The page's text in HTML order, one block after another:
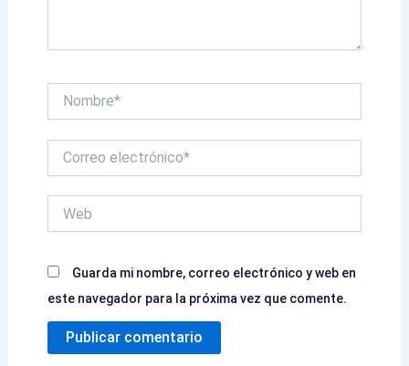
electrónico*
Guarda mi nombre, correo electrónico y web en
este navegador para la próxima vez que comente.